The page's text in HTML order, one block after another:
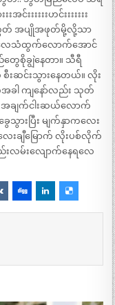
းးးးးးဟင်းးးးးးး
တ် အပျိုအဖုတ်မို့လို့သာ
ထွက်လောက်အောင်
ေစိုချွဲနေတာ။ သီရီ
င်းသွားနေတယ်။ လိုး
အခါ ကျနော်လည်း သုတ်
ျက်ငါးဆယ်လောက်
ားပြီး မျက်နှာကလေး
းချီမြောက် လိုးပစ်လိုက်
းလမ်းလျောက်နေရလေ